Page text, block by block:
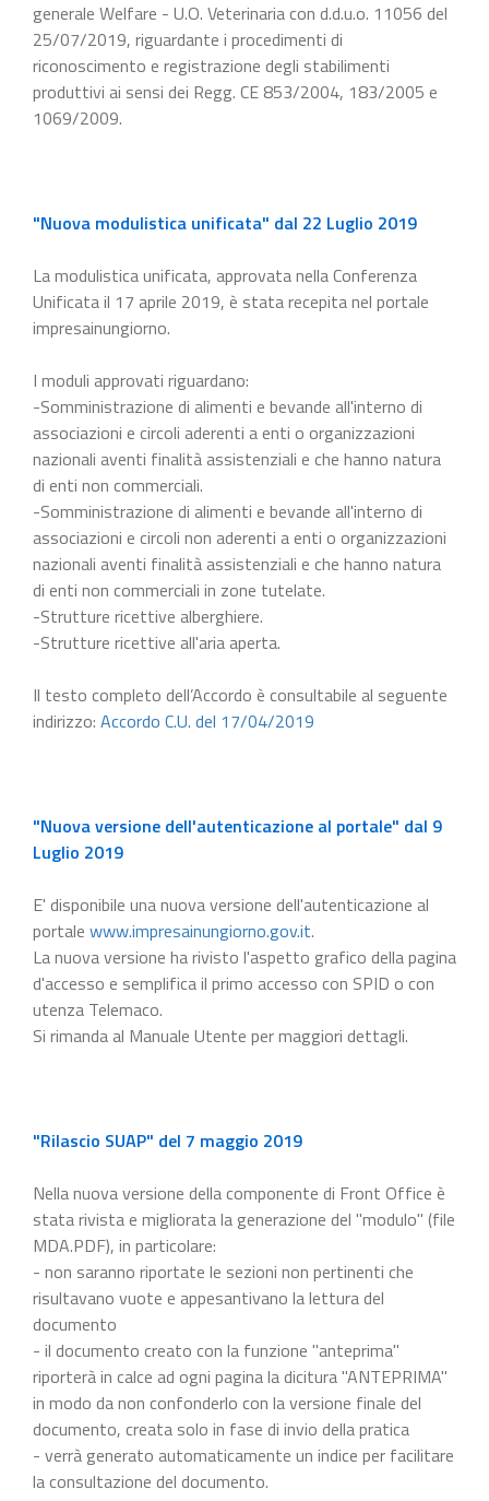
generale Welfare - U.O. Veterinaria con d.d.u.o. 11056 del
25/07/2019, riguardante i procedimenti di
riconoscimento e registrazione degli stabilimenti
produttivi ai sensi dei Regg. CE 853/2004, 183/2005 e
1069/2009.
"Nuova modulistica unificata" dal 22 Luglio 2019
La modulistica unificata, approvata nella Conferenza
Unificata il 17 aprile 2019, è stata recepita nel portale
impresainungiorno.
I moduli approvati riguardano:
-Somministrazione di alimenti e bevande all'interno di
associazioni e circoli aderenti a enti o organizzazioni
nazionali aventi finalità assistenziali e che hanno natura
di enti non commerciali.
-Somministrazione di alimenti e bevande all'interno di
associazioni e circoli non aderenti a enti o organizzazioni
nazionali aventi finalità assistenziali e che hanno natura
di enti non commerciali in zone tutelate.
-Strutture ricettive alberghiere.
-Strutture ricettive all'aria aperta.
Il testo completo dell’Accordo è consultabile al seguente
indirizzo: Accordo C.U. del 17/04/2019
"Nuova versione dell'autenticazione al portale" dal 9
Luglio 2019
E' disponibile una nuova versione dell'autenticazione al
portale www.impresainungiorno.gov.it.
La nuova versione ha rivisto l'aspetto grafico della pagina
d'accesso e semplifica il primo accesso con SPID o con
utenza Telemaco.
Si rimanda al Manuale Utente per maggiori dettagli.
"Rilascio SUAP" del 7 maggio 2019
Nella nuova versione della componente di Front Office è
stata rivista e migliorata la generazione del "modulo" (file
MDA.PDF), in particolare:
- non saranno riportate le sezioni non pertinenti che
risultavano vuote e appesantivano la lettura del
documento
- il documento creato con la funzione "anteprima"
riporterà in calce ad ogni pagina la dicitura "ANTEPRIMA"
in modo da non confonderlo con la versione finale del
documento, creata solo in fase di invio della pratica
- verrà generato automaticamente un indice per facilitare
la consultazione del documento.